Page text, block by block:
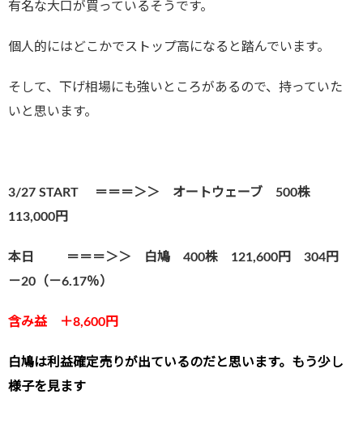
有名な大口が買っているそうです。
個人的にはどこかでストップ高になると踏んでいます。
そして、下げ相場にも強いところがあるので、持っていた
いと思います。
3/27 START ＝＝＝＞＞ オートウェーブ 500株
113,000円
本日 ＝＝＝＞＞ 白鳩 400株 121,600円 304円
－20（－6.17％）
含み益 ＋8,600円
白鳩は利益確定売りが出ているのだと思います。もう少し
様子を見ます